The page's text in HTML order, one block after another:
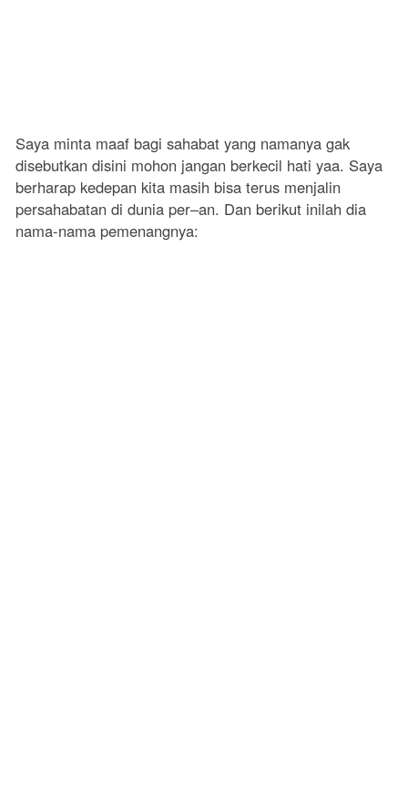
Saya minta maaf bagi sahabat yang namanya gak
disebutkan disini mohon jangan berkecil hati yaa. Saya
berharap kedepan kita masih bisa terus menjalin
persahabatan di dunia per–an. Dan berikut inilah dia
nama-nama pemenangnya: